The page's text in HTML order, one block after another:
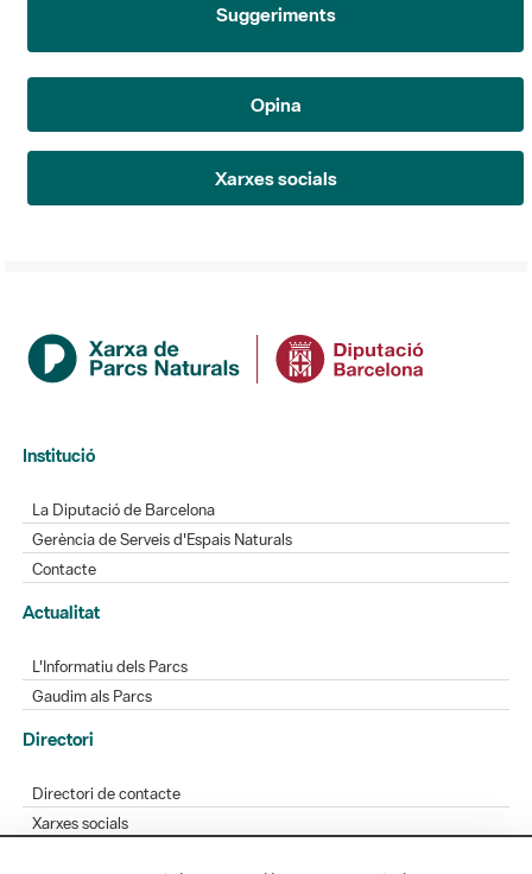
Suggeriments
Opina
Xarxes socials
Institució
La Diputació de Barcelona
Gerència de Serveis d'Espais Naturals
Contacte
Actualitat
L'Informatiu dels Parcs
Gaudim als Parcs
Directori
Directori de contacte
Xarxes socials